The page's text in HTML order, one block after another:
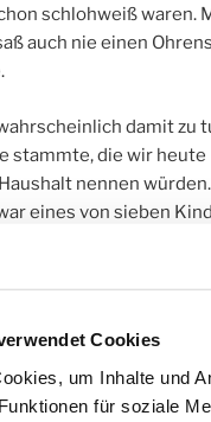
Cookies
um Inhalte und
für soziale
schlohweiß waren.
auch nie einen
damit zu
stammte, die wir heute
nennen
eines von sieben
frühen Tod ihrer
gegeben. Die ließen
arbeiten.
20. Jahrhunderts in
anscheinend
Kinder waren zum